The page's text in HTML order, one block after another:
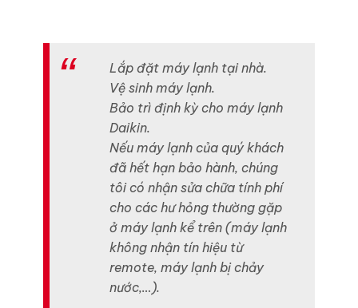
Lắp đặt máy lạnh tại nhà.
Vệ sinh máy lạnh.
Bảo trì định kỳ cho máy lạnh
Daikin.
Nếu máy lạnh của quý khách
đã hết hạn bảo hành, chúng
tôi có nhận sửa chữa tính phí
cho các hư hỏng thường gặp
ở máy lạnh kể trên (máy lạnh
không nhận tín hiệu từ
remote, máy lạnh bị chảy
nước,…).